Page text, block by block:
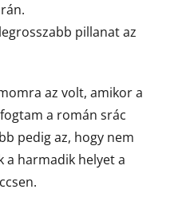
pillanat az
az volt, amikor a
a román srác
pedig az, hogy nem
a harmadik helyet a